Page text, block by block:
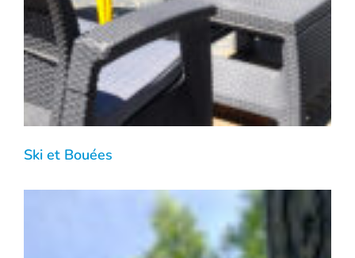
Ski et Bouées